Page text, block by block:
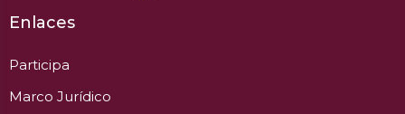
Enlaces
Participa
Marco Jurídico